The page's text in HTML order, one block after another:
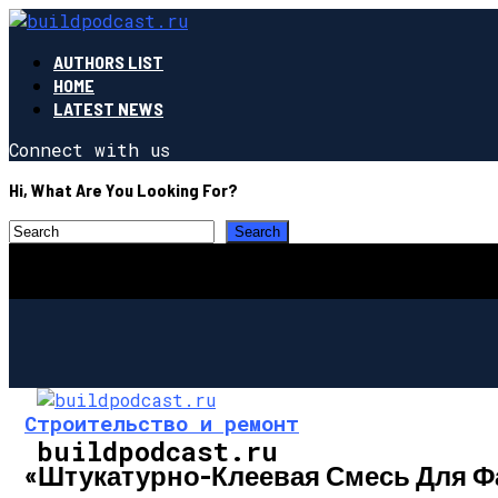
AUTHORS LIST
HOME
LATEST NEWS
Connect with us
Hi, What Are You Looking For?
buildpodcast.ru
Строительство и ремонт
«Штукатурно-Клеевая Смесь